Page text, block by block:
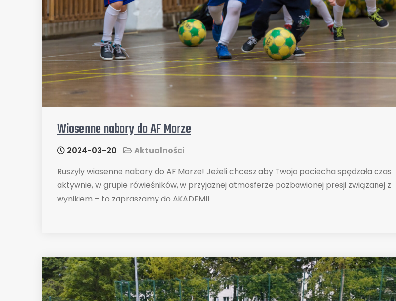
Wiosenne nabory do AF Morze
2024-03-20
Aktualności
Ruszyły wiosenne nabory do AF Morze! Jeżeli chcesz aby Twoja pociecha spędzała czas
aktywnie, w grupie rówieśników, w przyjaznej atmosferze pozbawionej presji związanej z
wynikiem – to zapraszamy do AKADEMII